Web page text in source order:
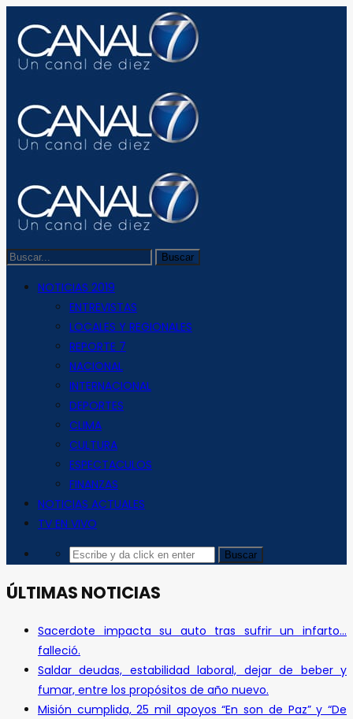
NOTICIAS 2019
ENTREVISTAS
LOCALES Y REGIONALES
REPORTE 7
NACIONAL
INTERNACIONAL
DEPORTES
CLIMA
CULTURA
ESPECTACULOS
FINANZAS
NOTICIAS ACTUALES
TV EN VIVO
ÚLTIMAS NOTICIAS
Sacerdote impacta su auto tras sufrir un infarto…
falleció.
Saldar deudas, estabilidad laboral, dejar de beber y
fumar, entre los propósitos de año nuevo.
Misión cumplida, 25 mil apoyos “En son de Paz” y “De